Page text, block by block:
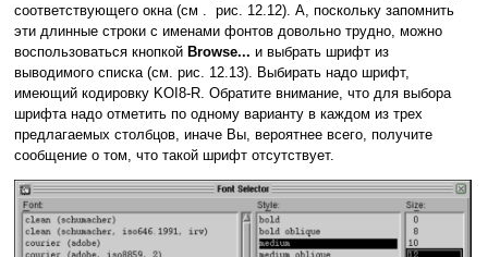
соответствующего окна (см . рис. 12.12). А, поскольку запомнить
эти длинные строки с именами фонтов довольно трудно, можно
воспользоваться кнопкой Browse... и выбрать шрифт из
выводимого списка (см. рис. 12.13). Выбирать надо шрифт,
имеющий кодировку KOI8-R. Обратите внимание, что для выбора
шрифта надо отметить по одному варианту в каждом из трех
предлагаемых столбцов, иначе Вы, вероятнее всего, получите
сообщение о том, что такой шрифт отсутствует.